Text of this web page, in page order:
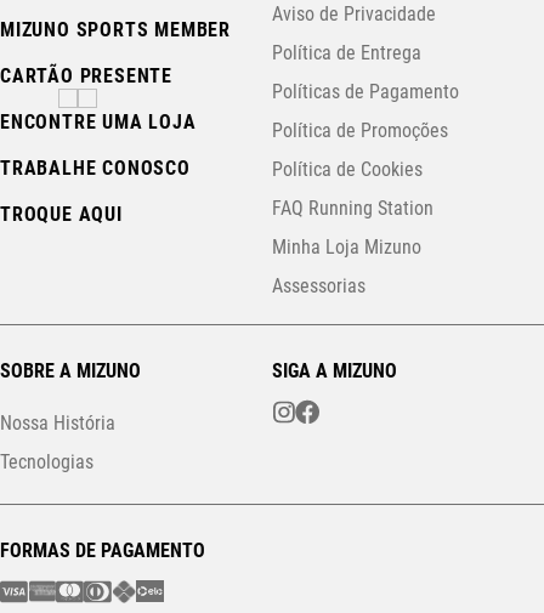
MIZUNO SPORTS MEMBER
CARTÃO PRESENTE
ENCONTRE UMA LOJA
TRABALHE CONOSCO
TROQUE AQUI
Aviso de Privacidade
Política de Entrega
Políticas de Pagamento
Política de Promoções
Política de Cookies
FAQ Running Station
Minha Loja Mizuno
Assessorias
SOBRE A MIZUNO
Nossa História
Tecnologias
SIGA A MIZUNO
FORMAS DE PAGAMENTO